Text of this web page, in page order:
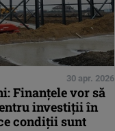
30 apr. 2026
Finanțele vor să
investiții în
condiții sunt